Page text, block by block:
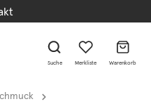
Suche Merkliste Warenkorb